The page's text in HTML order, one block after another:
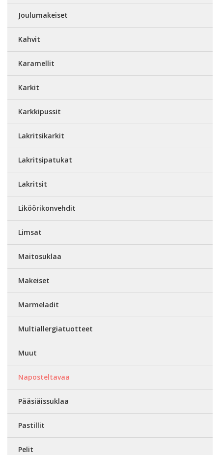
Joulumakeiset
Kahvit
Karamellit
Karkit
Karkkipussit
Lakritsikarkit
Lakritsipatukat
Lakritsit
Liköörikonvehdit
Limsat
Maitosuklaa
Makeiset
Marmeladit
Multiallergiatuotteet
Muut
Naposteltavaa
Pääsiäissuklaa
Pastillit
Pelit